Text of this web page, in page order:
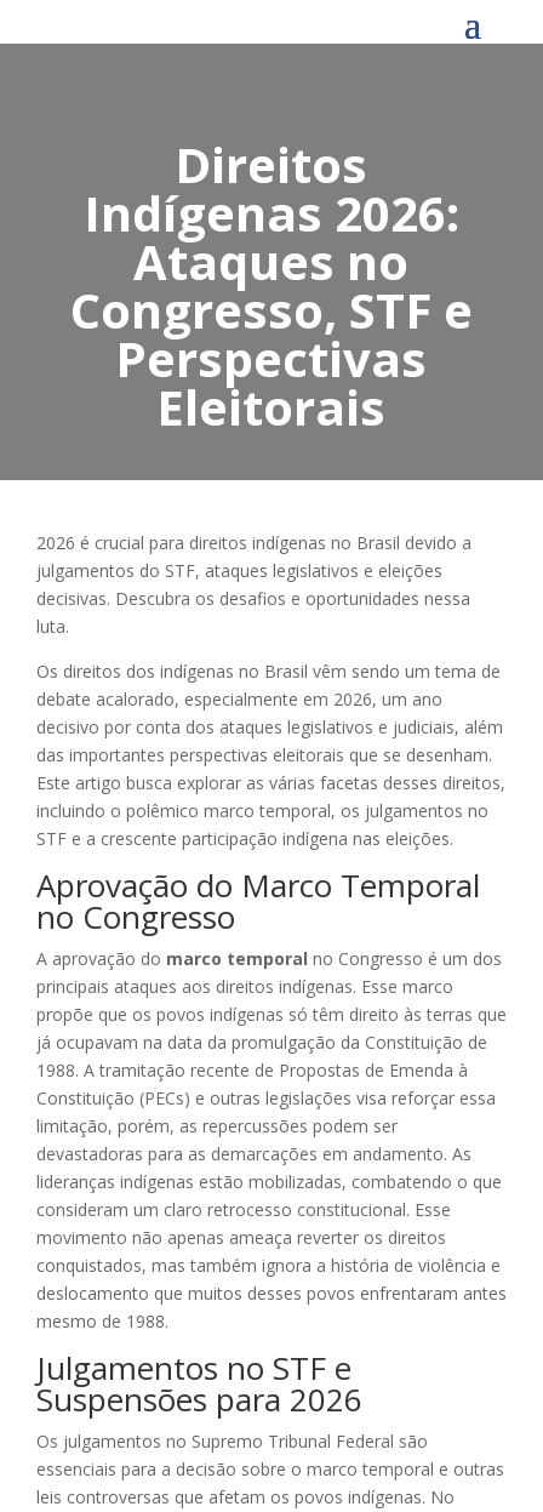
Direitos
Indígenas 2026:
Ataques no
Congresso, STF e
Perspectivas
Eleitorais
2026 é crucial para direitos indígenas no Brasil devido a
julgamentos do STF, ataques legislativos e eleições
decisivas. Descubra os desafios e oportunidades nessa
luta.
Os direitos dos indígenas no Brasil vêm sendo um tema de
debate acalorado, especialmente em 2026, um ano
decisivo por conta dos ataques legislativos e judiciais, além
das importantes perspectivas eleitorais que se desenham.
Este artigo busca explorar as várias facetas desses direitos,
incluindo o polêmico marco temporal, os julgamentos no
STF e a crescente participação indígena nas eleições.
Aprovação do Marco Temporal
no Congresso
A aprovação do marco temporal no Congresso é um dos
principais ataques aos direitos indígenas. Esse marco
propõe que os povos indígenas só têm direito às terras que
já ocupavam na data da promulgação da Constituição de
1988. A tramitação recente de Propostas de Emenda à
Constituição (PECs) e outras legislações visa reforçar essa
limitação, porém, as repercussões podem ser
devastadoras para as demarcações em andamento. As
lideranças indígenas estão mobilizadas, combatendo o que
consideram um claro retrocesso constitucional. Esse
movimento não apenas ameaça reverter os direitos
conquistados, mas também ignora a história de violência e
deslocamento que muitos desses povos enfrentaram antes
mesmo de 1988.
Julgamentos no STF e
Suspensões para 2026
Os julgamentos no Supremo Tribunal Federal são
essenciais para a decisão sobre o marco temporal e outras
leis controversas que afetam os povos indígenas. No